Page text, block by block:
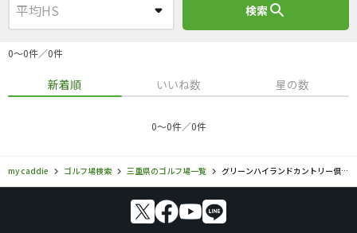
検索search
0〜0件／0件
新着順 いいね数 星の数
0〜0件／0件
my caddie ゴルフ場検索 三重県のゴルフ場一覧 グリーンハイランドカントリー倶楽部